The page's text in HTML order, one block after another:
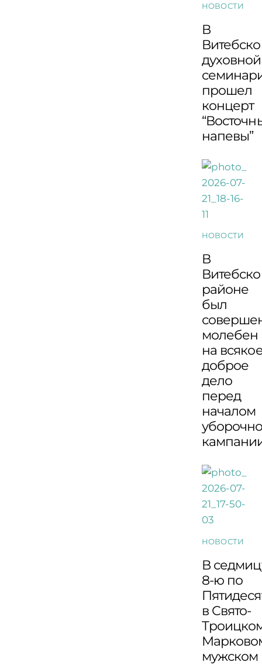
НОВОСТИ
В
духовной
прошел
концерт
напевы”
НОВОСТИ
В
районе
был
молебен
на
доброе
дело
перед
началом
НОВОСТИ
В
8-ю по
в Свято-
мужском